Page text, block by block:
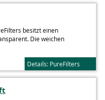
besitzt einen
Die weichen
Details: PureFilters